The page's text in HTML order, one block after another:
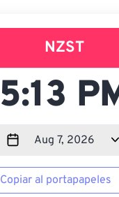
NZST
Copiar al portapapeles